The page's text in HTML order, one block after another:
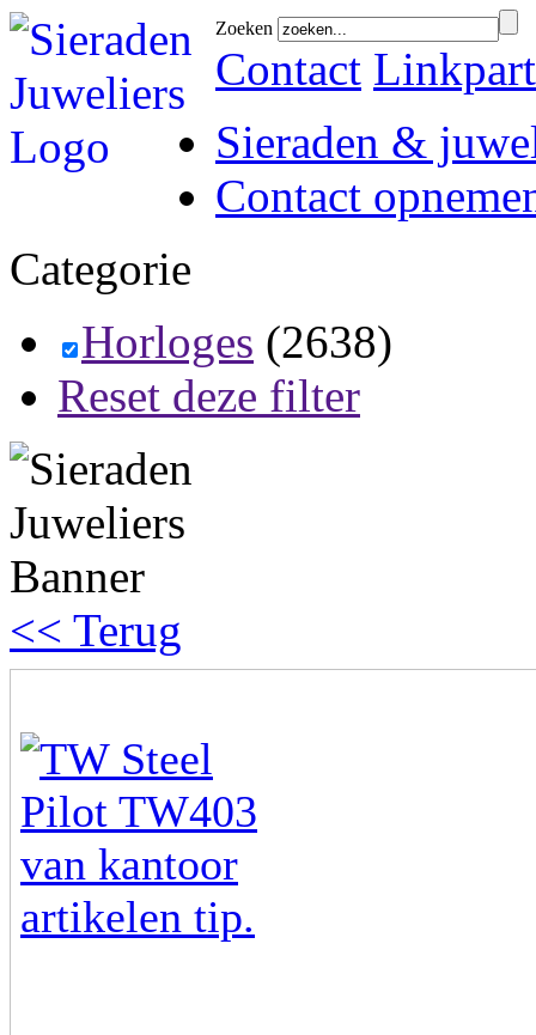
Zoeken
Contact
Sieraden &
Contact
Categorie
Horloges (2638)
Reset deze filter
<< Terug